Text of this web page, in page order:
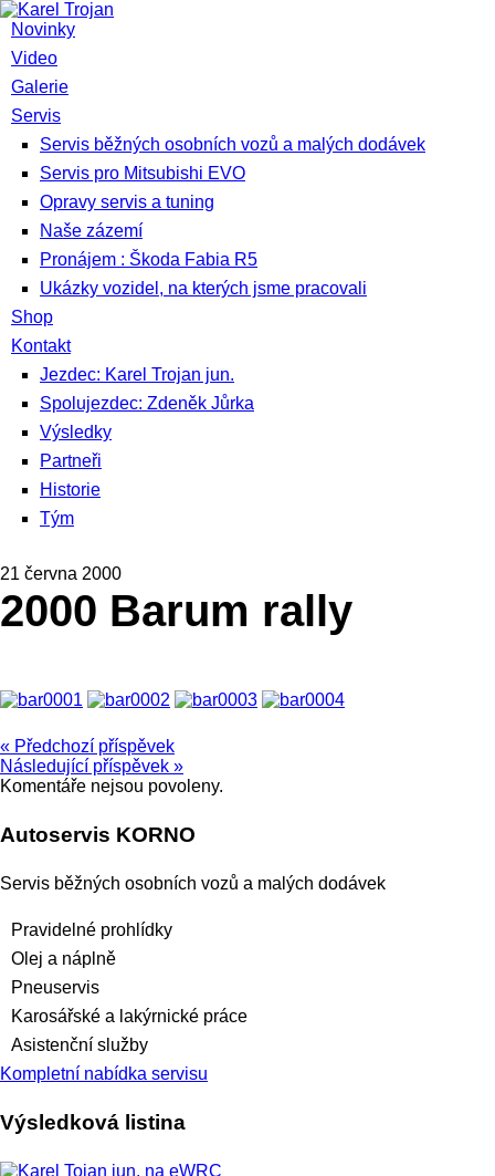
Novinky
Video
Galerie
Servis
Servis běžných osobních vozů a malých dodávek
Servis pro Mitsubishi EVO
Opravy servis a tuning
Naše zázemí
Pronájem : Škoda Fabia R5
Ukázky vozidel, na kterých jsme pracovali
Shop
Kontakt
Jezdec: Karel Trojan jun.
Spolujezdec: Zdeněk Jůrka
Výsledky
Partneři
Historie
Tým
21 června 2000
2000 Barum rally
« Předchozí příspěvek
Následující příspěvek »
Komentáře nejsou povoleny.
Autoservis KORNO
Servis běžných osobních vozů a malých dodávek
Pravidelné prohlídky
Olej a náplně
Pneuservis
Karosářské a lakýrnické práce
Asistenční služby
Kompletní nabídka servisu
Výsledková listina